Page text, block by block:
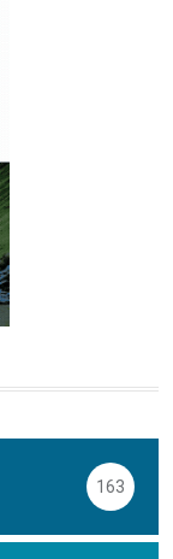
163